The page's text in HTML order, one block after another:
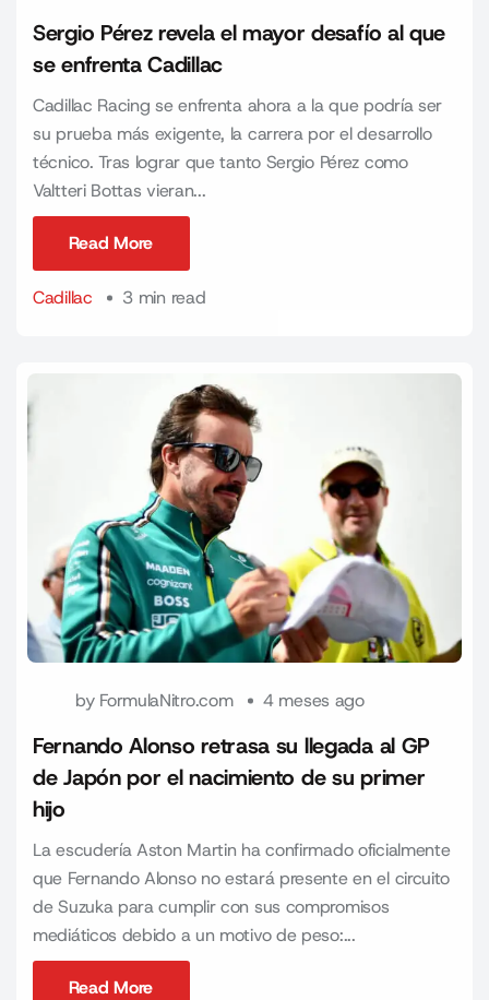
Sergio Pérez revela el mayor desafío al que
se enfrenta Cadillac
Cadillac Racing se enfrenta ahora a la que podría ser
su prueba más exigente, la carrera por el desarrollo
técnico. Tras lograr que tanto Sergio Pérez como
Valtteri Bottas vieran...
Read More
Cadillac
3 min read
by FormulaNitro.com 4 meses ago
Fernando Alonso retrasa su llegada al GP
de Japón por el nacimiento de su primer
hijo
La escudería Aston Martin ha confirmado oficialmente
que Fernando Alonso no estará presente en el circuito
de Suzuka para cumplir con sus compromisos
mediáticos debido a un motivo de peso:...
Read More